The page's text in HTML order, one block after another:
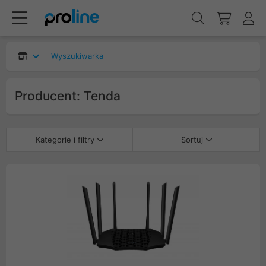
Wyszukiwarka
Producent: Tenda
Kategorie i filtry Sortuj